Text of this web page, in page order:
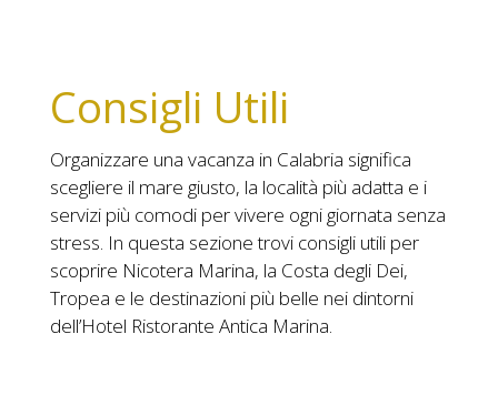
Consigli Utili
Organizzare una vacanza in Calabria significa
scegliere il mare giusto, la località più adatta e i
servizi più comodi per vivere ogni giornata senza
stress. In questa sezione trovi consigli utili per
scoprire Nicotera Marina, la Costa degli Dei,
Tropea e le destinazioni più belle nei dintorni
dell’Hotel Ristorante Antica Marina.